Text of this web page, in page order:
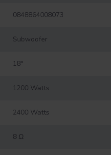
0848864008073
Subwoofer
18''
1200 Watts
2400 Watts
8 Ω